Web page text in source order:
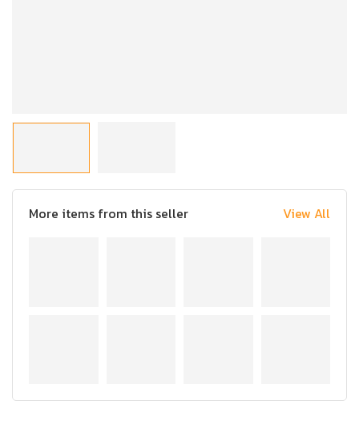
More items from this seller View All